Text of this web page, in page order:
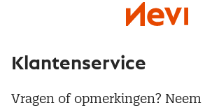
Klantenservice
Vragen of opmerkingen?